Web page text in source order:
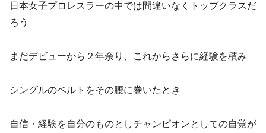
日本女子プロレスラーの中では間違いなくトップクラスだ
ろう
まだデビューから２年余り、これからさらに経験を積み
シングルのベルトをその腰に巻いたとき
自信・経験を自分のものとしチャンピオンとしての自覚が